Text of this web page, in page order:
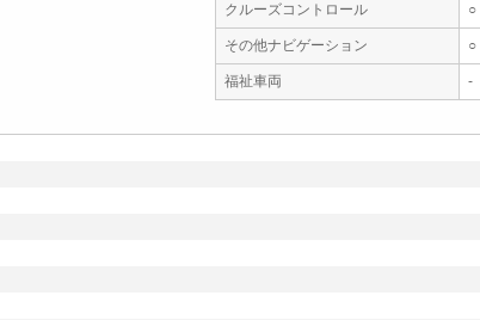
クルーズコントロール ○
その他ナビゲーション ○
福祉車両
-